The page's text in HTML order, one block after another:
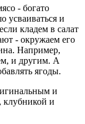
- богато
усваиваться и
кладем в салат
- окружаем его
Например,
и другим. А
ягоды.
и
клубникой и